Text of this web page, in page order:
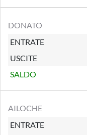
DONATO
ENTRATE
USCITE
SALDO
AILOCHE
ENTRATE